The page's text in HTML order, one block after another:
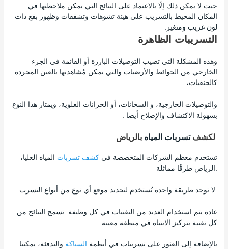
حيث لا يمكن ذلك إلّا بالاعتماد على النتائج التي يمكن ملاحظتها في
المكان المحيط بالتسريب على هيئة تشوهات وتشققات وظهور بقع ذات
لون غريب ومتغير.
التسريبات الظاهرة
وهذه المشكلة التي تصيب التوصيلات البارزة أو القائمة في الجزء
الخارجي من الحوائط والأرضيات والتي يمكن مُشاهدتها بالعين المجردة
كالحنفيات،
والتوصيلات الخارجية، و السخانات، أو الخزانات العلوية، ويمتاز هذا النوع
بسهولة الاكتشاف والإصلاح أيضا .
لكشفتسربات المياه بالرياض
تستخدم معظم الشركات المتخصصة فيكشف تسربات المياه العليا،
عادة يتم استخدام العديد من التقنيات في كل وظيفة. تسمح النتائج من
كل تقنية بتركيز الانتباه في منطقة معينة
بالإضافة إلى العثور على تسريبات في أنظمة السباكة والتدفئة، يمكننا